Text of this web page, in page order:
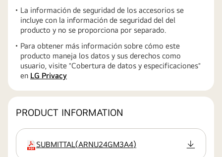
La información de seguridad de los accesorios se
incluye con la información de seguridad del del
producto y no se proporciona por separado.
Para obtener más información sobre cómo este
producto maneja los datos y sus derechos como
usuario, visite ″Cobertura de datos y especificaciones″
en LG Privacy
PRODUCT INFORMATION
extensión:pdf
SUBMITTAL (ARNU24GM3A4)